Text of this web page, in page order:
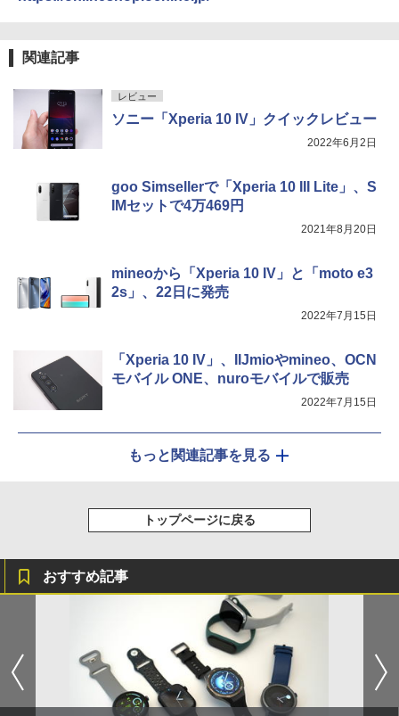
関連記事
レビュー
ソニー「Xperia 10 IV」クイックレビュー
2022年6月2日
goo Simsellerで「Xperia 10 III Lite」、S
IMセットで4万469円
2021年8月20日
mineoから「Xperia 10 IV」と「moto e3
2s」、22日に発売
2022年7月15日
「Xperia 10 IV」、IIJmioやmineo、OCN
モバイル ONE、nuroモバイルで販売
2022年7月15日
もっと関連記事を見る
トップページに戻る
おすすめ記事